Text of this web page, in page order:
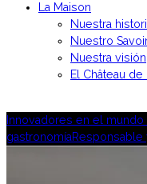
La Maison
Nuestra
Nuestro
Nuestra visión
El Château
Innovadores en el
gastronomía